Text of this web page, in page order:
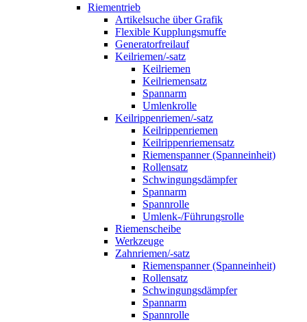
Riementrieb
Artikelsuche über Grafik
Flexible Kupplungsmuffe
Generatorfreilauf
Keilriemen/-satz
Keilriemen
Keilriemensatz
Spannarm
Umlenkrolle
Keilrippenriemen/-satz
Keilrippenriemen
Keilrippenriemensatz
Riemenspanner (Spanneinheit)
Rollensatz
Schwingungsdämpfer
Spannarm
Spannrolle
Umlenk-/Führungsrolle
Riemenscheibe
Werkzeuge
Zahnriemen/-satz
Riemenspanner (Spanneinheit)
Rollensatz
Schwingungsdämpfer
Spannarm
Spannrolle